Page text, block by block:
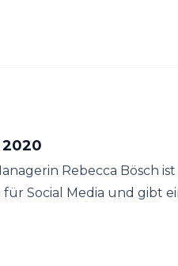
Rebecca Bösch
Social Media und gibt